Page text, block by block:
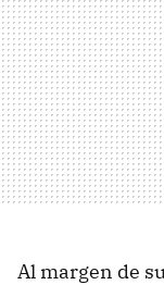
Al margen de